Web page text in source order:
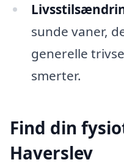
sunde vaner,
generelle
smerter.
Find din
Haverslev